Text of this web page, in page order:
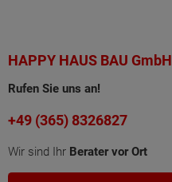
HAPPY HAUS BAU GmbH
Rufen Sie uns an!
+49 (365) 8326827
Wir sind Ihr Berater vor Ort